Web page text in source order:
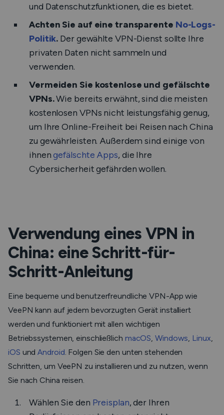
und Datenschutzfunktionen, die es bietet.
Achten Sie auf eine transparente No-Logs-
Politik. Der gewählte VPN-Dienst sollte Ihre
privaten Daten nicht sammeln und
verwenden.
Vermeiden Sie kostenlose und gefälschte
VPNs.Wie bereits erwähnt, sind die meisten
kostenlosen VPNs nicht leistungsfähig genug,
um Ihre Online-Freiheit bei Reisen nach China
zu gewährleisten. Außerdem sind einige von
ihnengefälschte Apps, die Ihre
Cybersicherheit gefährden wollen.
Verwendung eines VPN in
China: eine Schritt-für-
Schritt-Anleitung
Eine bequeme und benutzerfreundliche VPN-App wie
VeePN kann auf jedem bevorzugten Gerät installiert
werden und funktioniert mit allen wichtigen
Betriebssystemen, einschließlich macOS,Windows, Linux,
iOS undAndroid. Folgen Sie den unten stehenden
Schritten, um VeePN zu installieren und zu nutzen, wenn
Sie nach China reisen.
Wählen Sie den Preisplan, der Ihren